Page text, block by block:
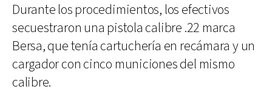
Durante los procedimientos, los efectivos
secuestraron una pistola calibre .22 marca
Bersa, que tenía cartuchería en recámara y un
cargador con cinco municiones del mismo
calibre.